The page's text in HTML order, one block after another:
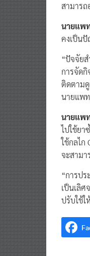
สามารถ
นายแพ
คงเป็นปั
“ปัจจัย
การจัดกิ
ติดตามดู
นายแพ
นายแพ
ไปใช้ย
ใช้กลไก
จะสาม
“การป
เป็นเลิ
ปรับใช้ใ